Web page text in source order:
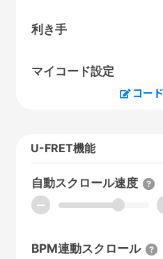
利き手
マイコード設定
コー
U-FRET機能
自動スクロール速度
ー
BPM連動スクロール